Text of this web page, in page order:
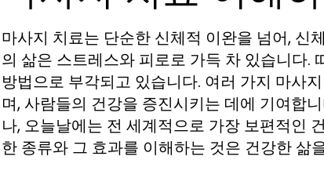
마사지 치료는 단순한 신체적 이완을 넘어, 신
의 삶은 스트레스와 피로로 가득 차 있습니다.
방법으로 부각되고 있습니다. 여러 가지 마사
며, 사람들의 건강을 증진시키는 데에 기여합
나, 오늘날에는 전 세계적으로 가장 보편적인
한 종류와 그 효과를 이해하는 것은 건강한 삶